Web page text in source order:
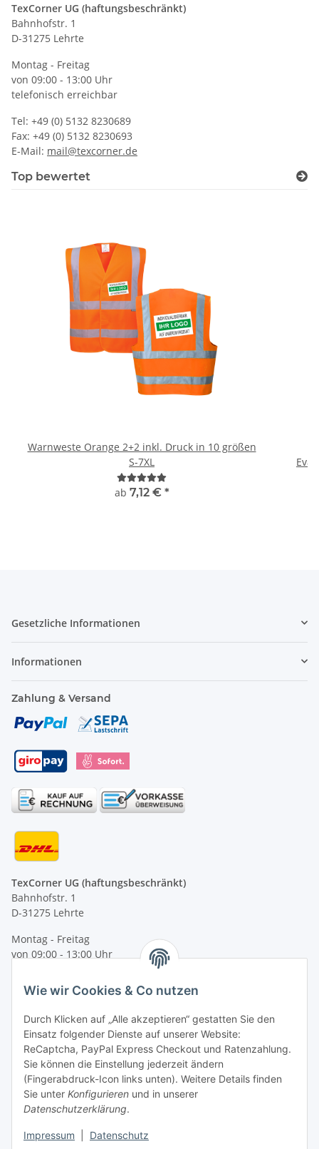
TexCorner UG (haftungsbeschränkt)
Bahnhofstr. 1
D-31275 Lehrte
Montag - Freitag
von 09:00 - 13:00 Uhr
telefonisch erreichbar
Tel: +49 (0) 5132 8230689
Fax: +49 (0) 5132 8230693
E-Mail: mail@texcorner.de
Top bewertet
Warnweste Orange 2+2 inkl. Druck in 10 größen
S-7XL
ab 7,12 € *
Gesetzliche Informationen
Informationen
Zahlung & Versand
TexCorner UG (haftungsbeschränkt)
Bahnhofstr. 1
D-31275 Lehrte
Montag - Freitag
von 09:00 - 13:00 Uhr
Tel: +49 (0) 5132 8230689
E-Mail:mail@texcorner.de
Wie wir Cookies & Co nutzen
Durch Klicken auf „Alle akzeptieren“ gestatten Sie den
Einsatz folgender Dienste auf unserer Website:
ReCaptcha, PayPal Express Checkout und Ratenzahlung.
Sie können die Einstellung jederzeit ändern
(Fingerabdruck-Icon links unten). Weitere Details finden
Sie unter Konfigurieren und in unserer
Datenschutzerklärung.
Impressum Datenschutz